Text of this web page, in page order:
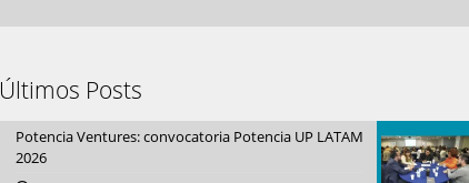
Últimos Posts
Potencia Ventures: convocatoria Potencia UP LATAM
2026